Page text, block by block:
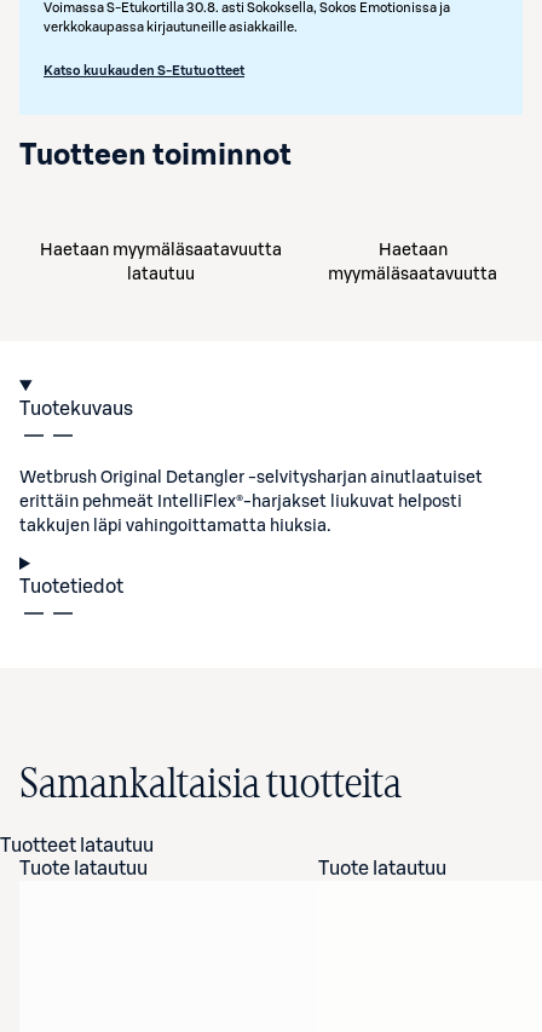
Voimassa S-Etukortilla 30.8. asti Sokoksella, Sokos Emotionissa ja
verkkokaupassa kirjautuneille asiakkaille.
Katso kuukauden S-Etutuotteet
Tuotteen toiminnot
Haetaan myymäläsaatavuutta
latautuu
Haetaan
myymäläsaatavuutta
Tuotekuvaus
Wetbrush Original Detangler -selvitysharjan ainutlaatuiset
erittäin pehmeät IntelliFlex®-harjakset liukuvat helposti
takkujen läpi vahingoittamatta hiuksia.
Tuotetiedot
Samankaltaisia tuotteita
Tuotteet latautuu
Tuote latautuu
Tuote latautuu